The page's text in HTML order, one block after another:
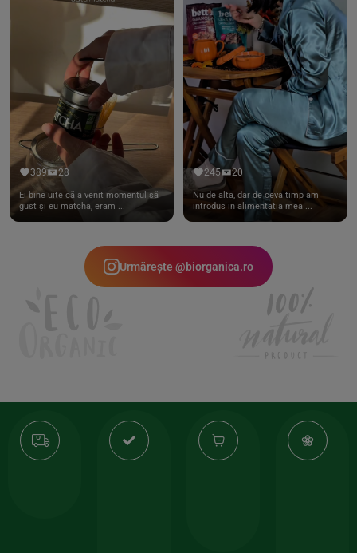
389 28
Ei bine uite că a venit momentul să
gust și eu matcha, eram ...
245 20
Nu de alta, dar de ceva timp am
introdus in alimentatia mea ...
Urmărește @biorganica.ro
Transport
gratuit
Produse
calitate